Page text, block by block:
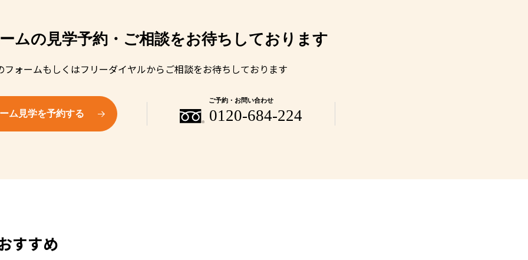
ムの見学予約・ご相談をお待ちしております
フォームもしくはフリーダイヤルからご相談をお待ちしております
ム見学を予約する
ご予約・お問い合わせ
0120-684-224
すすめ